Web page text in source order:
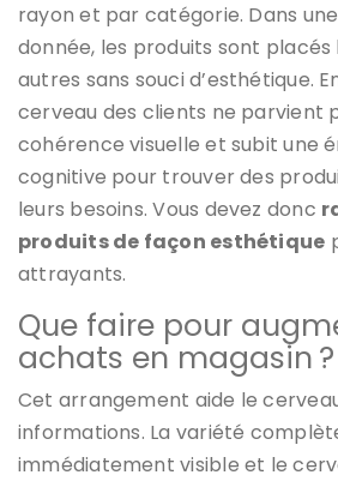
rayon et par catégorie. Dans
donnée, les produits sont placés
autres sans souci d’esthétique.
cerveau des clients ne parvient
cohérence visuelle et subit une
cognitive pour trouver des
leurs besoins. Vous devez donc
produits de façon esthétique
attrayants.
Que faire pour
achats en magasin ?
Cet arrangement aide le
informations. La variété
immédiatement visible et le